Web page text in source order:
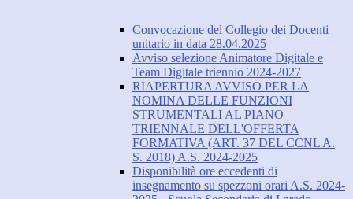
Convocazione del Collegio dei Docenti
unitario in data 28.04.2025
Avviso selezione Animatore Digitale e
Team Digitale triennio 2024-2027
RIAPERTURA AVVISO PER LA
NOMINA DELLE FUNZIONI
STRUMENTALI AL PIANO
TRIENNALE DELL'OFFERTA
FORMATIVA (ART. 37 DEL CCNL A.
S. 2018) A.S. 2024-2025
Disponibilità ore eccedenti di
insegnamento su spezzoni orari A.S. 2024-